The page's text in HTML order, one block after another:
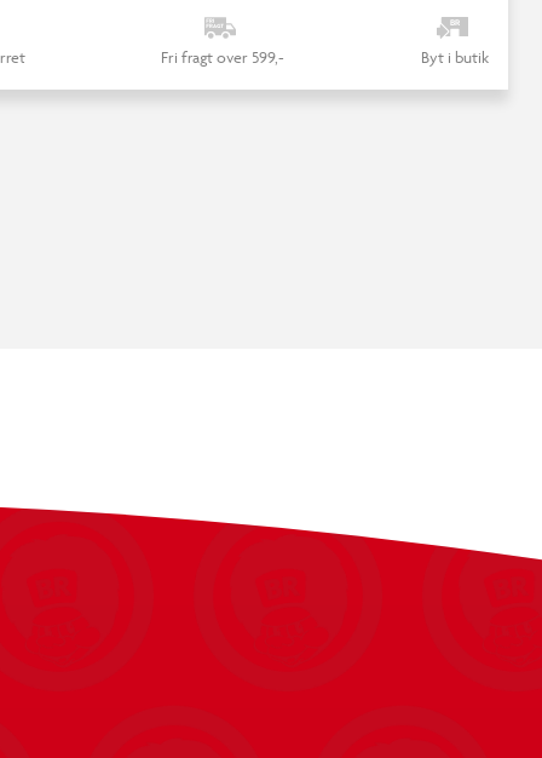
Fri fragt over 599,- Byt i butik